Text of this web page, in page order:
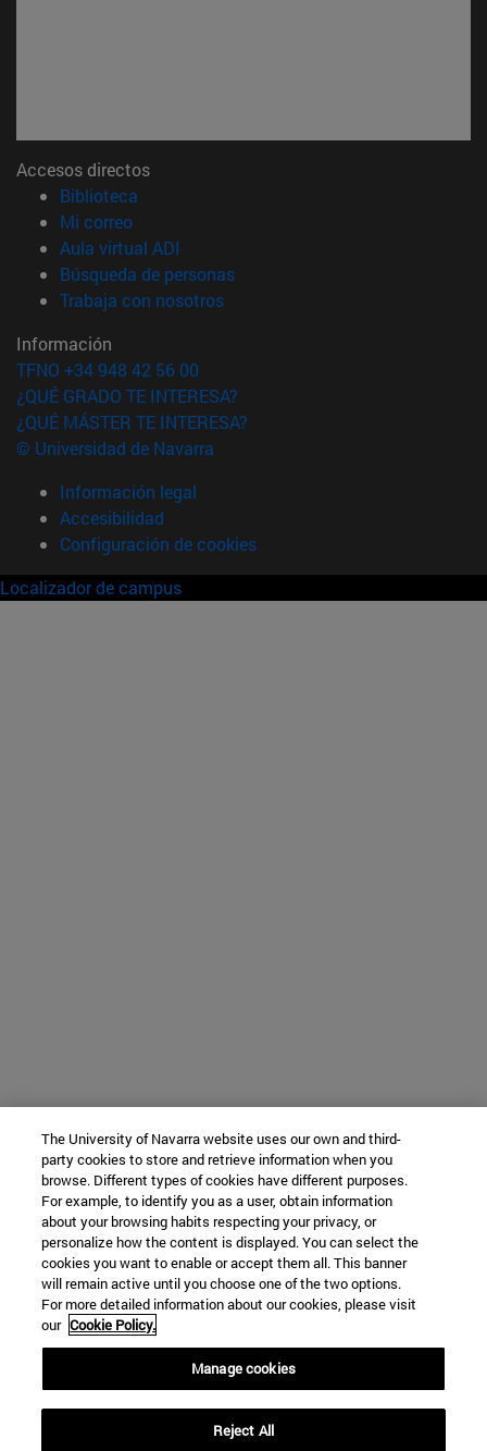
Accesos directos
Biblioteca
Mi correo(abre en nueva ventana)
Aula virtual ADI
Búsqueda de personas(abre en nueva ventana)
Trabaja con nosotros(abre en nueva ventana)
Información
TFNO +34 948 42 56 00
¿QUÉ GRADO TE INTERESA?
¿QUÉ MÁSTER TE INTERESA?
© Universidad de Navarra
Información legal
Accesibilidad
Configuración de cookies
Localizador de campus
The University of Navarra website uses our own and third-
party cookies to store and retrieve information when you
browse. Different types of cookies have different purposes.
For example, to identify you as a user, obtain information
about your browsing habits respecting your privacy, or
personalize how the content is displayed. You can select the
cookies you want to enable or accept them all. This banner
will remain active until you choose one of the two options.
For more detailed information about our cookies, please visit
our Cookie Policy.
Manage cookies
Reject All